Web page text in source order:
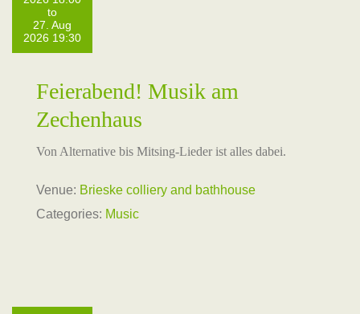
to
27. Aug
2026 19:30
Feierabend! Musik am
Zechenhaus
Von Alternative bis Mitsing-Lieder ist alles dabei.
Venue: Brieske colliery and bathhouse
Categories: Music